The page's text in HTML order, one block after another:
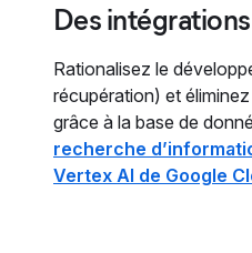
Des
Rationalisez le
récupération) et
grâce à la base de
recherche
Vertex AI de Google